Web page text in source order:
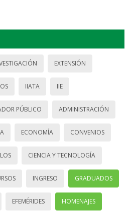
EXTENSIÓN
IIATA IIE
PÚBLICO ADMINISTRACIÓN
ECONOMÍA CONVENIOS
CIENCIA Y TECNOLOGÍA
INGRESO GRADUADOS
EFEMÉRIDES HOMENAJES